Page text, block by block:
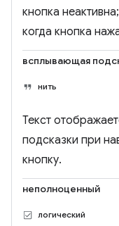
кнопка
когда кнопка
всплывающая
нить
Текст
подсказки при
кнопку.
неполноценный
логический